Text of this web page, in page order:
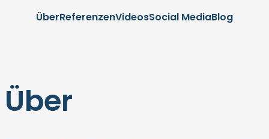
ÜberReferenzenVideosSocial MediaBlog
Über